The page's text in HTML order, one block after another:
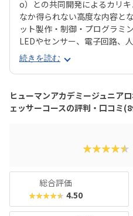
o）との共同開発によるカリ
なか得られない高度な内容と
ット製作・制御・プログラミ
LEDやセンサー、電子回路、
にわたる技術にも触れられま
学べる3年間のカリキュラムは
「もっと知りたい・つくりた
れる構成です。また、受講生
て入会する点も特徴的。全国
「ロボプロ全国大会」もモチ
「中学受験や高校での理数教
に、間違いなくおすすめでき
ひ体験していただきたい教室で
続きを読む
ヒューマンアカデミージュニア
ェッサーコースの評判・口コミ
★★★★★
総合評価
★★★★★ 4.50